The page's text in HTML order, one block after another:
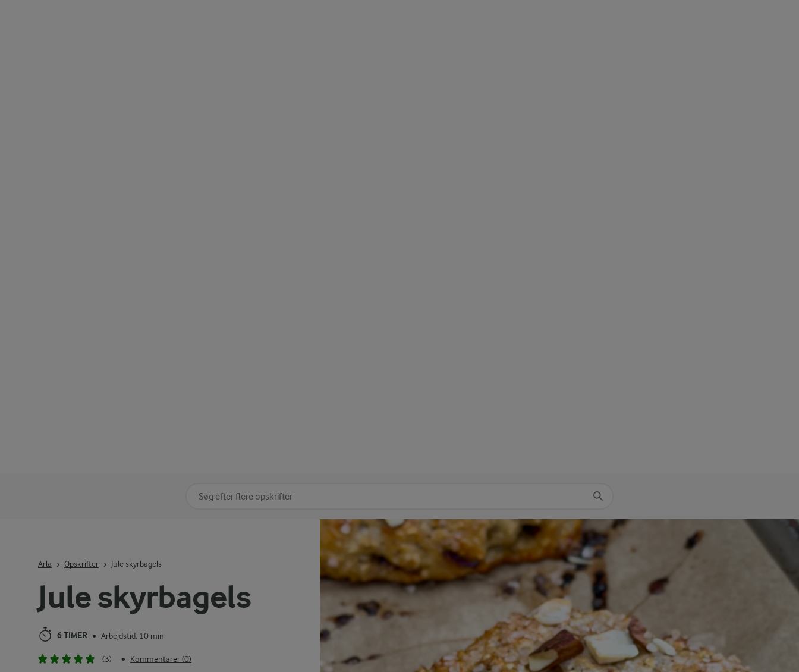
Jule skyrbagels
6 TIMER • Arbejdstid: 10 min
(3) • Kommentarer (0)
Arla Opskrifter Jule skyrbagels
Søg på kategori